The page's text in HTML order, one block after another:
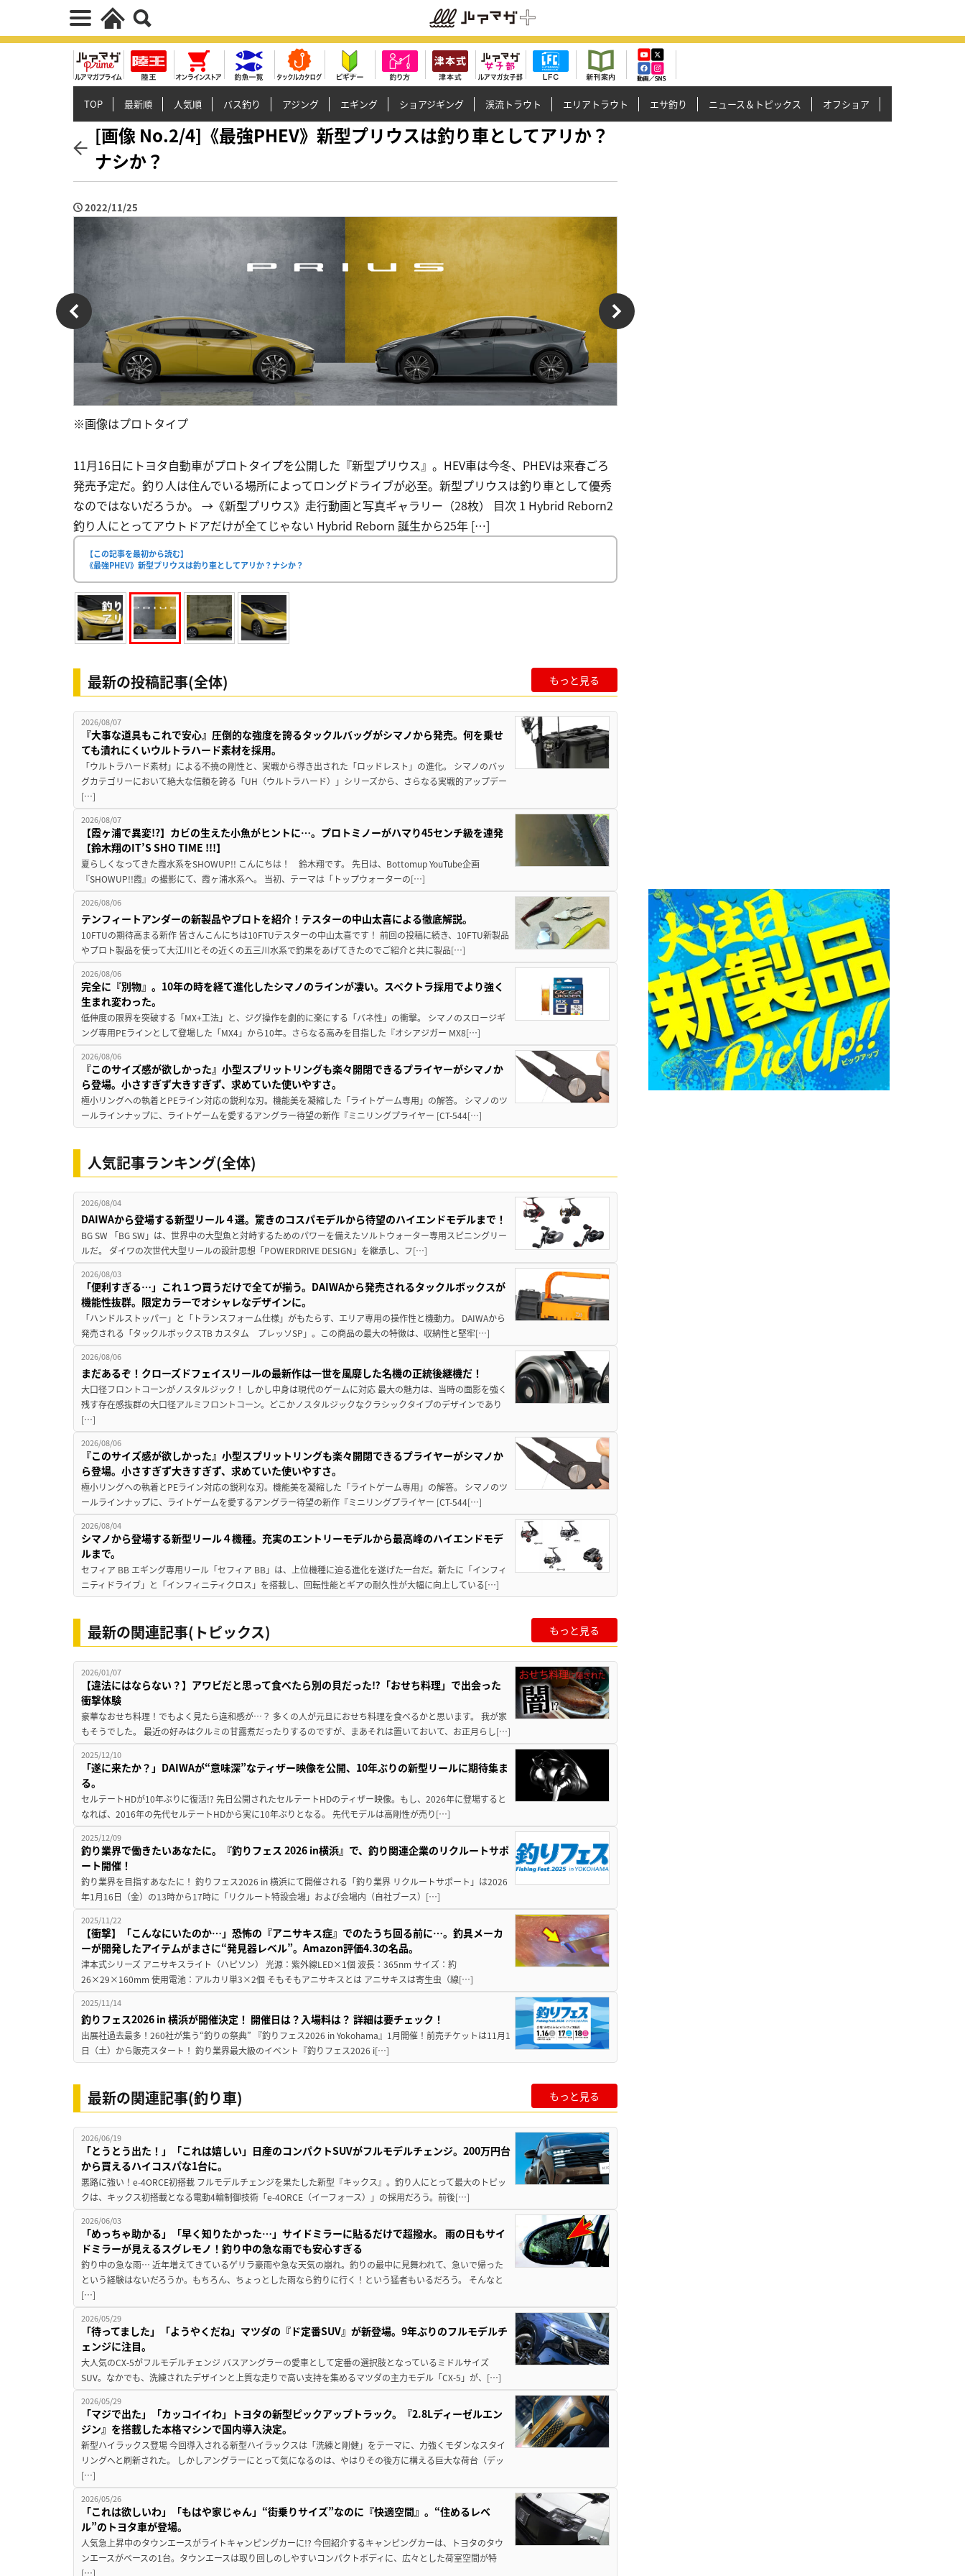
TOP 最新順 人気順 バス釣り アジング エギング ショアジギング 渓流トラウト エリアトラウト エサ釣り ニュース＆トピックス オフショア
[画像 No.2/4]《最強PHEV》新型プリウスは釣り車としてアリか？
ナシか？
2022/11/25
※画像はプロトタイプ
11月16日にトヨタ自動車がプロトタイプを公開した『新型プリウス』。HEV車は今冬、PHEVは来春ごろ
発売予定だ。釣り人は住んでいる場所によってロングドライブが必至。新型プリウスは釣り車として優秀
なのではないだろうか。 →《新型プリウス》走行動画と写真ギャラリー（28枚） 目次 1 Hybrid Reborn2
釣り人にとってアウトドアだけが全てじゃない Hybrid Reborn 誕生から25年 […]
【この記事を最初から読む】
《最強PHEV》新型プリウスは釣り車としてアリか？ナシか？
最新の投稿記事(全体) もっと見る
2026/08/07
『大事な道具もこれで安心』圧倒的な強度を誇るタックルバッグがシマノから発売。何を乗せ
ても潰れにくいウルトラハード素材を採用。
「ウルトラハード素材」による不撓の剛性と、実戦から導き出された「ロッドレスト」の進化。 シマノのバッ
グカテゴリーにおいて絶大な信頼を誇る「UH（ウルトラハード）」シリーズから、さらなる実戦的アップデー
[…]
2026/08/07
【霞ヶ浦で異変!?】カビの生えた小魚がヒントに…。プロトミノーがハマり45センチ級を連発
【鈴木翔のIT’S SHO TIME !!!】
夏らしくなってきた霞水系をSHOWUP!! こんにちは！ 鈴木翔です。 先日は、Bottomup YouTube企画
『SHOWUP!!霞』の撮影にて、霞ヶ浦水系へ。 当初、テーマは「トップウォーターの[…]
2026/08/06
テンフィートアンダーの新製品やプロトを紹介！テスターの中山太喜による徹底解説。
10FTUの期待高まる新作 皆さんこんにちは10FTUテスターの中山太喜です！ 前回の投稿に続き、10FTU新製品
やプロト製品を使って大江川とその近くの五三川水系で釣果をあげてきたのでご紹介と共に製品[…]
2026/08/06
完全に『別物』。10年の時を経て進化したシマノのラインが凄い。スペクトラ採用でより強く
生まれ変わった。
低伸度の限界を突破する「MX+工法」と、ジグ操作を劇的に楽にする「バネ性」の衝撃。 シマノのスロージギ
ング専用PEラインとして登場した「MX4」から10年。さらなる高みを目指した『オシアジガー MX8[…]
2026/08/06
『このサイズ感が欲しかった』小型スプリットリングも楽々開閉できるプライヤーがシマノか
ら登場。小さすぎず大きすぎず、求めていた使いやすさ。
極小リングへの執着とPEライン対応の鋭利な刃。機能美を凝縮した「ライトゲーム専用」の解答。 シマノのツ
ールラインナップに、ライトゲームを愛するアングラー待望の新作『ミニリングプライヤー [CT-544[…]
人気記事ランキング(全体)
2026/08/04
DAIWAから登場する新型リール４選。驚きのコスパモデルから待望のハイエンドモデルまで！
BG SW 「BG SW」は、世界中の大型魚と対峙するためのパワーを備えたソルトウォーター専用スピニングリー
ルだ。 ダイワの次世代大型リールの設計思想「POWERDRIVE DESIGN」を継承し、フ[…]
2026/08/03
「便利すぎる…」これ１つ買うだけで全てが揃う。DAIWAから発売されるタックルボックスが
機能性抜群。限定カラーでオシャレなデザインに。
「ハンドルストッパー」と「トランスフォーム仕様」がもたらす、エリア専用の操作性と機動力。 DAIWAから
発売される「タックルボックスTB カスタム プレッソSP」。この商品の最大の特徴は、収納性と堅牢[…]
2026/08/06
まだあるぞ！クローズドフェイスリールの最新作は一世を風靡した名機の正統後継機だ！
大口径フロントコーンがノスタルジック！ しかし中身は現代のゲームに対応 最大の魅力は、当時の面影を強く
残す存在感抜群の大口径アルミフロントコーン。どこかノスタルジックなクラシックタイプのデザインであり
[…]
2026/08/06
『このサイズ感が欲しかった』小型スプリットリングも楽々開閉できるプライヤーがシマノか
ら登場。小さすぎず大きすぎず、求めていた使いやすさ。
極小リングへの執着とPEライン対応の鋭利な刃。機能美を凝縮した「ライトゲーム専用」の解答。 シマノのツ
ールラインナップに、ライトゲームを愛するアングラー待望の新作『ミニリングプライヤー [CT-544[…]
2026/08/04
シマノから登場する新型リール４機種。充実のエントリーモデルから最高峰のハイエンドモデ
ルまで。
セフィア BB エギング専用リール「セフィア BB」は、上位機種に迫る進化を遂げた一台だ。新たに「インフィ
ニティドライブ」と「インフィニティクロス」を搭載し、回転性能とギアの耐久性が大幅に向上している[…]
最新の関連記事(トピックス) もっと見る
2026/01/07
【違法にはならない？】アワビだと思って食べたら別の貝だった⁉「おせち料理」で出会った
衝撃体験
豪華なおせち料理！でもよく見たら違和感が…？ 多くの人が元旦におせち料理を食べるかと思います。 我が家
もそうでした。 最近の好みはクルミの甘露煮だったりするのですが、まあそれは置いておいて、お正月らし[…]
2025/12/10
「遂に来たか？」DAIWAが“意味深”なティザー映像を公開、10年ぶりの新型リールに期待集ま
る。
セルテートHDが10年ぶりに復活!? 先日公開されたセルテートHDのティザー映像。もし、2026年に登場すると
なれば、2016年の先代セルテートHDから実に10年ぶりとなる。 先代モデルは高剛性が売り[…]
2025/12/09
釣り業界で働きたいあなたに。『釣りフェス 2026 in横浜』で、釣り関連企業のリクルートサポ
ート開催！
釣り業界を目指すあなたに！ 釣りフェス2026 in 横浜にて開催される「釣り業界 リクルートサポート」は2026
年1月16日（金）の13時から17時に「リクルート特設会場」および会場内（自社ブース）[…]
2025/11/22
【衝撃】「こんなにいたのか…」恐怖の『アニサキス症』でのたうち回る前に…。釣具メーカ
ーが開発したアイテムがまさに“発見器レベル”。Amazon評価4.3の名品。
津本式シリーズ アニサキスライト（ハピソン） 光源：紫外線LED×1個 波長：365nm サイズ：約
26×29×160mm 使用電池：アルカリ単3×2個 そもそもアニサキスとは アニサキスは寄生虫（線[…]
2025/11/14
釣りフェス2026 in 横浜が開催決定！ 開催日は？入場料は？ 詳細は要チェック！
出展社過去最多！260社が集う“釣りの祭典” 『釣りフェス2026 in Yokohama』1月開催！前売チケットは11月1
日（土）から販売スタート！ 釣り業界最大級のイベント『釣りフェス2026 i[…]
最新の関連記事(釣り車) もっと見る
2026/06/19
「とうとう出た！」「これは嬉しい」日産のコンパクトSUVがフルモデルチェンジ。200万円台
から買えるハイコスパな1台に。
悪路に強い！e-4ORCE初搭載 フルモデルチェンジを果たした新型『キックス』。釣り人にとって最大のトピッ
クは、キックス初搭載となる電動4輪制御技術「e-4ORCE（イーフォース）」の採用だろう。前後[…]
2026/06/03
「めっちゃ助かる」「早く知りたかった…」サイドミラーに貼るだけで超撥水。 雨の日もサイ
ドミラーが見えるスグレモノ！釣り中の急な雨でも安心すぎる
釣り中の急な雨… 近年増えてきているゲリラ豪雨や急な天気の崩れ。釣りの最中に見舞われて、急いで帰った
という経験はないだろうか。もちろん、ちょっとした雨なら釣りに行く！という猛者もいるだろう。 そんなと
[…]
2026/05/29
「待ってました」「ようやくだね」マツダの『ド定番SUV』が新登場。9年ぶりのフルモデルチ
ェンジに注目。
大人気のCX-5がフルモデルチェンジ バスアングラーの愛車として定番の選択肢となっているミドルサイズ
SUV。なかでも、洗練されたデザインと上質な走りで高い支持を集めるマツダの主力モデル「CX-5」が、[…]
2026/05/29
「マジで出た」「カッコイイわ」トヨタの新型ピックアップトラック。『2.8Lディーゼルエン
ジン』を搭載した本格マシンで国内導入決定。
新型ハイラックス登場 今回導入される新型ハイラックスは「洗練と剛健」をテーマに、力強くモダンなスタイ
リングへと刷新された。 しかしアングラーにとって気になるのは、やはりその後方に構える巨大な荷台（デッ
[…]
2026/05/26
「これは欲しいわ」「もはや家じゃん」“街乗りサイズ”なのに『快適空間』。“住めるレベ
ル”のトヨタ車が登場。
人気急上昇中のタウンエースがライトキャンピングカーに!? 今回紹介するキャンピングカーは、トヨタのタウ
ンエースがベースの1台。タウンエースは取り回しのしやすいコンパクトボディに、広々とした荷室空間が特
[…]